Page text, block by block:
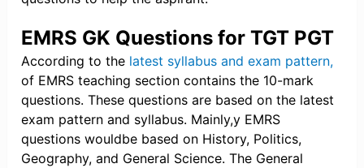
EMRS GK Questions for TGT PGT
According to the latest syllabus and exam pattern,
of EMRS teaching section contains the 10-mark
questions. These questions are based on the latest
exam pattern and syllabus. Mainly,y EMRS
questions wouldbe based on History, Politics,
Geography, and General Science. The General